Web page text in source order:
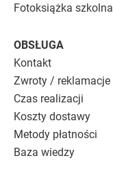
Fotoksiążka szkolna
OBSŁUGA
Kontakt
Zwroty / reklamacje
Czas realizacji
Koszty dostawy
Metody płatności
Baza wiedzy